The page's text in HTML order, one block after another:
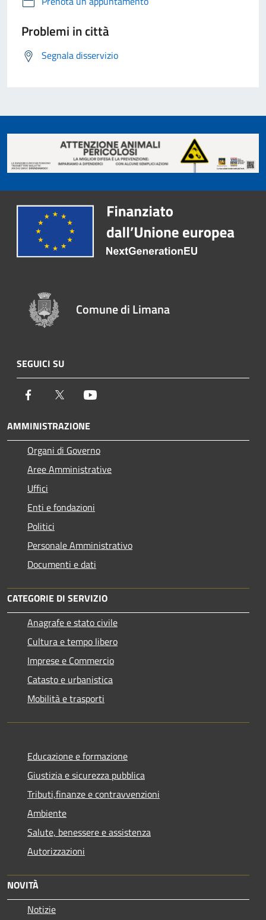
Problemi in città
Segnala disservizio
Comune di Limana
SEGUICI SU
Facebook Twitter
AMMINISTRAZIONE
Organi di Governo
Aree Amministrative
Uffici
Enti e fondazioni
Politici
Personale Amministrativo
Documenti e dati
CATEGORIE DI SERVIZIO
Anagrafe e stato civile
Cultura e tempo libero
Imprese e Commercio
Catasto e urbanistica
Mobilità e trasporti
Educazione e formazione
Giustizia e sicurezza pubblica
Tributi,finanze e contravvenzioni
Ambiente
Salute, benessere e assistenza
Autorizzazioni
NOVITÀ
Notizie